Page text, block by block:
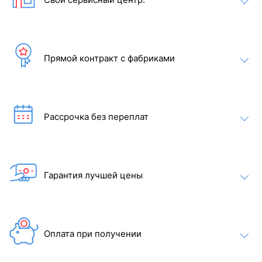
Внутри сауны используется светодиодное освещение. Цвет
Прямой контракт с фабриками
Рассрочка без переплат
Гарантия лучшей цены
Оплата при получении